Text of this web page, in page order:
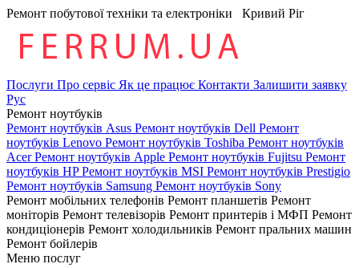
Ремонт побутової техніки та електроніки Кривий Ріг
Послуги Про сервіс Як це працює Контакти Залишити заявку
Рус
Ремонт ноутбуків
Ремонт ноутбуків Asus Ремонт ноутбуків Dell Ремонт
ноутбуків Lenovo Ремонт ноутбуків Toshiba Ремонт ноутбуків
AcerРемонт ноутбуків Apple Ремонт ноутбуків Fujitsu Ремонт
ноутбуків HPРемонт ноутбуків MSI Ремонт ноутбуків Prestigio
Ремонт ноутбуків Samsung Ремонт ноутбуків Sony
Ремонт мобільних телефонів Ремонт планшетів Ремонт
моніторів Ремонт телевізорів Ремонт принтерів і МФП Ремонт
кондиціонерів Ремонт холодильників Ремонт пральних машин
Ремонт бойлерів
Меню послуг